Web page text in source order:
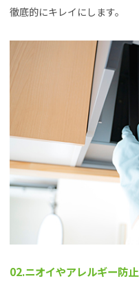
徹底的にキレイにします。
02.ニオイやアレルギー防止